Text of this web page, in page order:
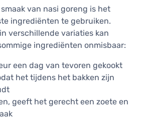
van nasi goreng is het
ingrediënten te gebruiken.
verschillende variaties kan
ingrediënten onmisbaar:
een dag van tevoren gekookt
het tijdens het bakken zijn
geeft het gerecht een zoete en